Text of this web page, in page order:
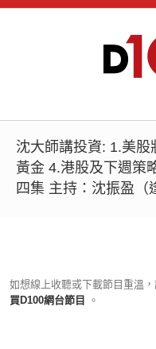
沈大師講投資: 1.美
黃金 4.港股及下週策
四集 主持：沈振盈（
如想線上收聽或下載節目重溫
買D100網台節目
。